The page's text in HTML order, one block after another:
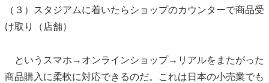
（３）スタジアムに着いたらショップのカウンターで商品受
け取り（店舗）
というスマホ→オンラインショップ→リアルをまたがった
商品購入に柔軟に対応できるのだ。これは日本の小売業でも